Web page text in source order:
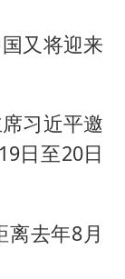
又将迎来
习近平邀
日至20日
去年8月